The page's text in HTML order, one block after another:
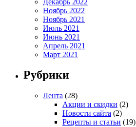
Ноябрь 2022
Ноябрь 2021
Июль 2021
Июнь 2021
Апрель 2021
Март 2021
Рубрики
Лента (28)
Акции и скидки (2)
Новости сайта (2)
Рецепты и статьи (19)